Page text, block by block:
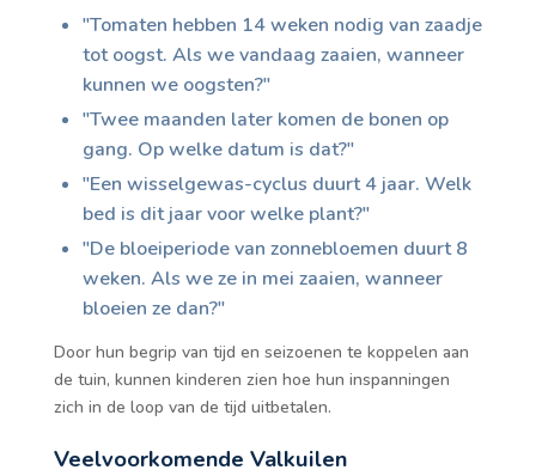
"Tomaten hebben 14 weken nodig van zaadje
tot oogst. Als we vandaag zaaien, wanneer
kunnen we oogsten?"
"Twee maanden later komen de bonen op
gang. Op welke datum is dat?"
"Een wisselgewas-cyclus duurt 4 jaar. Welk
bed is dit jaar voor welke plant?"
"De bloeiperiode van zonnebloemen duurt 8
weken. Als we ze in mei zaaien, wanneer
bloeien ze dan?"
Door hun begrip van tijd en seizoenen te koppelen aan
de tuin, kunnen kinderen zien hoe hun inspanningen
zich in de loop van de tijd uitbetalen.
Veelvoorkomende Valkuilen